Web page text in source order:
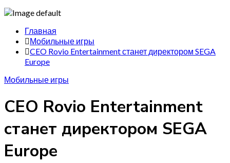
Главная
Мобильные игры
CEO Rovio Entertainment станет директором SEGA
Europe
Мобильные игры
CEO Rovio Entertainment
станет директором SEGA
Europe